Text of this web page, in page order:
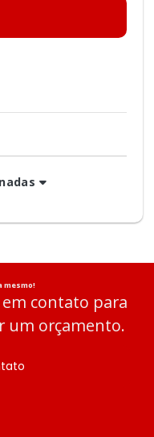
mesmo!
contato para
um orçamento.